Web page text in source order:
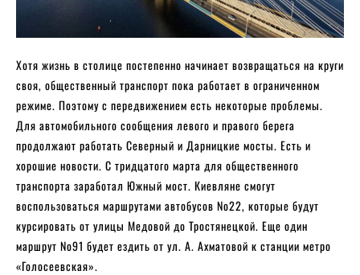
Хотя жизнь в столице постепенно начинает возвращаться на круги
своя, общественный транспорт пока работает в ограниченном
режиме. Поэтому с передвижением есть некоторые проблемы.
Для автомобильного сообщения левого и правого берега
продолжают работать Северный и Дарницкие мосты. Есть и
хорошие новости. С тридцатого марта для общественного
транспорта заработал Южный мост. Киевляне смогут
воспользоваться маршрутами автобусов No22, которые будут
курсировать от улицы Медовой до Тростянецкой. Еще один
маршрут No91 будет ездить от ул. А. Ахматовой к станции метро
«Голосеевская».